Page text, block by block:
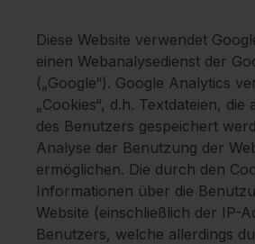
Diese Website verwendet
einen Webanalysedienst der
(„Google“). Google Analytics
„Cookies“, d.h. Textdateien, die
des Benutzers gespeichert
Analyse der Benutzung der
ermöglichen. Die durch den
Informationen über die
Website (einschließlich der IP-
Benutzers, welche allerdings